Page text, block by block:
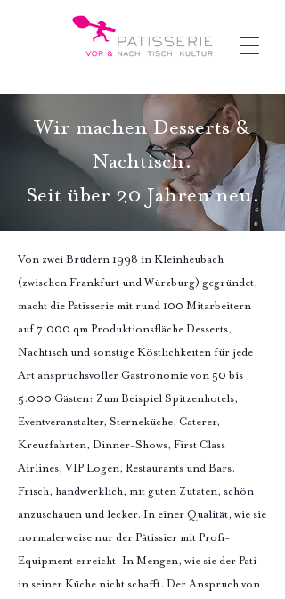
Wir machen Desserts &
Nachtisch.
Seit über 20 Jahren neu.
Von zwei Brüdern 1998 in Kleinheubach
(zwischen Frankfurt und Würzburg) gegründet,
macht die Patisserie mit rund 100 Mitarbeitern
auf 7.000 qm Produktionsfläche Desserts,
Nachtisch und sonstige Köstlichkeiten für jede
Art anspruchsvoller Gastronomie von 50 bis
5.000 Gästen: Zum Beispiel Spitzenhotels,
Eventveranstalter, Sterneküche, Caterer,
Kreuzfahrten, Dinner-Shows, First Class
Airlines, VIP Logen, Restaurants und Bars.
Frisch, handwerklich, mit guten Zutaten, schön
anzuschauen und lecker. In einer Qualität, wie sie
normalerweise nur der Pâtissier mit Profi-
Equipment erreicht. In Mengen, wie sie der Pati
in seiner Küche nicht schafft. Der Anspruch von